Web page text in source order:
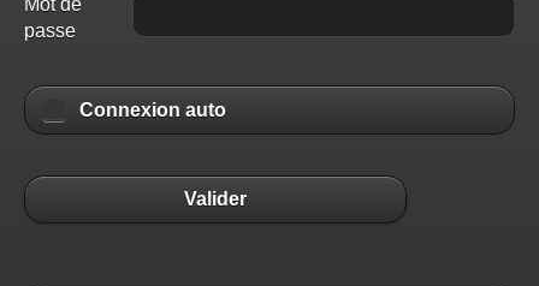
Mot de
passe
Connexion auto
Valider